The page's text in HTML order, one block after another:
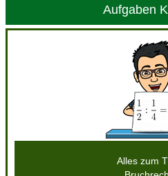
Aufgaben
Alles zum